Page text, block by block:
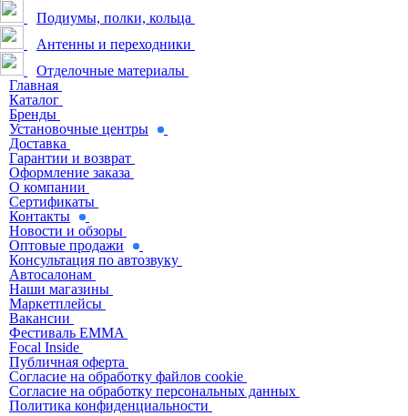
Подиумы, полки, кольца
Антенны и переходники
Отделочные материалы
Главная
Каталог
Бренды
Установочные центры
Доставка
Гарантии и возврат
Оформление заказа
О компании
Сертификаты
Контакты
Новости и обзоры
Оптовые продажи
Консультация по автозвуку
Автосалонам
Наши магазины
Маркетплейсы
Вакансии
Фестиваль EMMA
Focal Inside
Публичная оферта
Согласие на обработку файлов cookie
Согласие на обработку персональных данных
Политика конфиденциальности